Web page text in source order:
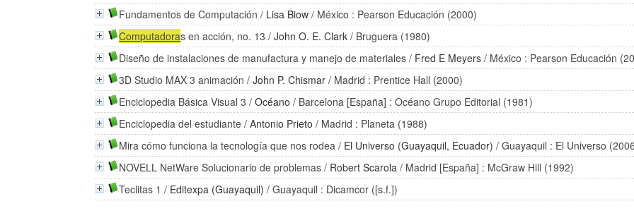
Fundamentos de Computación / Lisa Biow / México : Pearson Educación (2000)
Computadoras en acción, no. 13 /John O. E. Clark / Bruguera (1980)
Diseño de instalaciones de manufactura y manejo de materiales / Fred E Meyers / México : Pearson Educación
3D Studio MAX 3 animación /John P. Chismar / Madrid : Prentice Hall (2000)
Enciclopedia Básica Visual 3 /Océano / Barcelona [España] : Océano Grupo Editorial (1981)
Enciclopedia del estudiante /Antonio Prieto / Madrid : Planeta (1988)
Mira cómo funciona la tecnología que nos rodea / El Universo (Guayaquil, Ecuador) / Guayaquil : El Universo
NOVELL NetWare Solucionario de problemas / Robert Scarola / Madrid [España] : McGraw Hill (1992)
Teclitas 1 / Editexpa (Guayaquil) / Guayaquil : Dicamcor ([s.f.])